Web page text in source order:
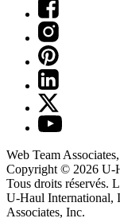
Web Team
Copyright © 2026 U-
Tous droits réservés.
U-Haul International,
Associates, Inc.